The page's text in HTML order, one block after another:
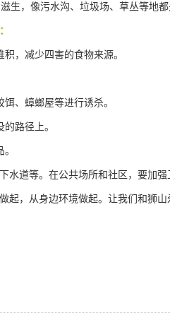
生，像污水沟、垃圾场、草丛等地都
，减少四害的食物来源。
饵、蟑螂屋等进行诱杀。
路径上。
水道等。在公共场所和社区，要加强
起，从身边环境做起。让我们和狮山